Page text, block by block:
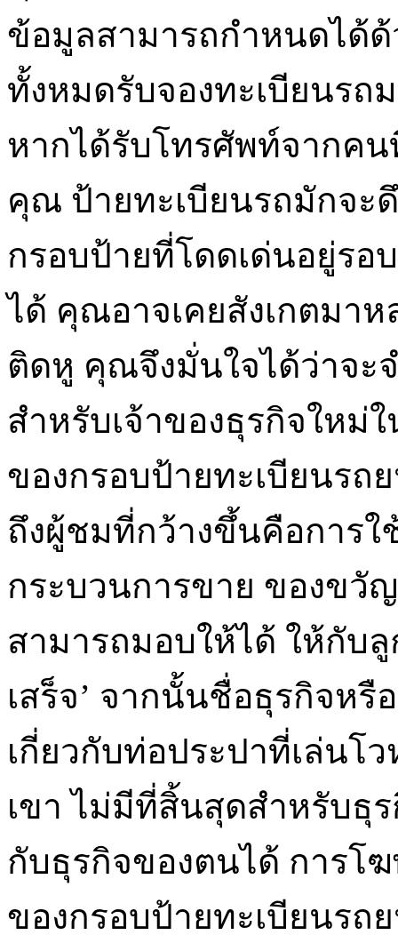
ข้อมูลสามารถกำหนดได้
ทั้งหมดรับจองทะเบียนรถ
หากได้รับโทรศัพท์จากคน
คุณ ป้ายทะเบียนรถมักจ
กรอบป้ายที่โดดเด่นอยู่รอ
ได้ คุณอาจเคยสังเกตมา
ติดหู คุณจึงมั่นใจได้ว่าจะ
สำหรับเจ้าของธุรกิจใหม่
ของกรอบป้ายทะเบียนรถ
ถึงผู้ชมที่กว้างขึ้นคือการใ
กระบวนการขาย ของขวั
สามารถมอบให้ได้ ให้กับ
เสร็จ’ จากนั้นชื่อธุรกิจห
เกี่ยวกับท่อประปาที่เล่นโ
เขา ไม่มีที่สิ้นสุดสำหรับธุ
กับธุรกิจของตนได้ การโ
ของกรอบป้ายทะเบียนรถ